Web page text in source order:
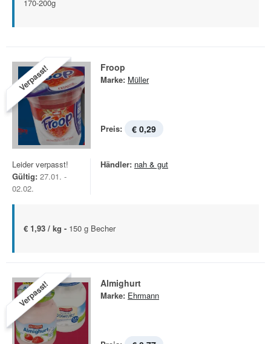
170-200g
Verpasst! Froop
Marke: Müller
Preis: € 0,29
Leider verpasst!
Gültig: 27.01. -
02.02.
Händler: nah & gut
€ 1,93 / kg - 150 g Becher
Verpasst! Almighurt
Marke: Ehrmann